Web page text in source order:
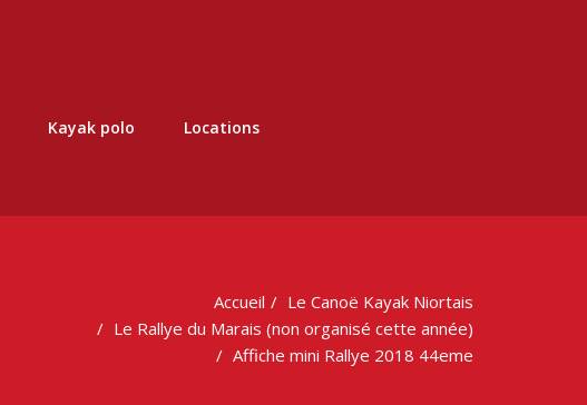
Kayak polo Locations
Accueil
Le Canoë Kayak Niortais
Le Rallye du Marais (non organisé cette année)
Affiche mini Rallye 2018 44eme